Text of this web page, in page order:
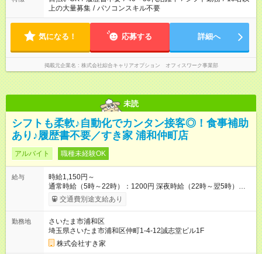
上の大量募集 / パソコンスキル不要
気になる！ 応募する 詳細へ
掲載元企業名 株式会社綜合キャリアオプション オフィスワーク事業部
未読
シフトも柔軟♪自動化でカンタン接客◎！食事補助
あり♪履歴書不要／すき家 浦和仲町店
アルバイト 職種未経験OK
給与
時給1,150円～
通常時給（5時～22時）：1200円 深夜時給（22時～翌5時）：
1500円 高校生時給：1150円 【特別手当】早朝手当（5：00-9：
00）時給+150円 【試用期間】試用期間あり 試用期間の長さ：1
30日（※条件変更なし）ですが、切り上げで一ヶ月とさせてい
ただきます。 研修制度あり：15時間(研修中も同時給）
交通費別途支給あり
勤務地
さいたま市浦和区
埼玉県さいたま市浦和区仲町1-4-12誠志堂ビル1F
株式会社すき家